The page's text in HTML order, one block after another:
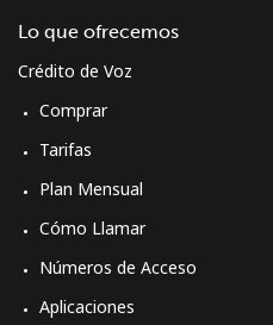
Lo que ofrecemos
Crédito de Voz
Comprar
Tarifas
Plan Mensual
Cómo Llamar
Números de Acceso
Aplicaciones